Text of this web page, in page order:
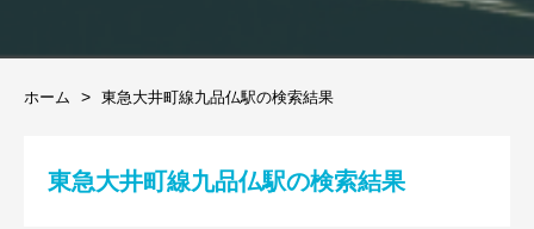
ホーム 東急大井町線九品仏駅の検索結果
東急大井町線九品仏駅の検索結果